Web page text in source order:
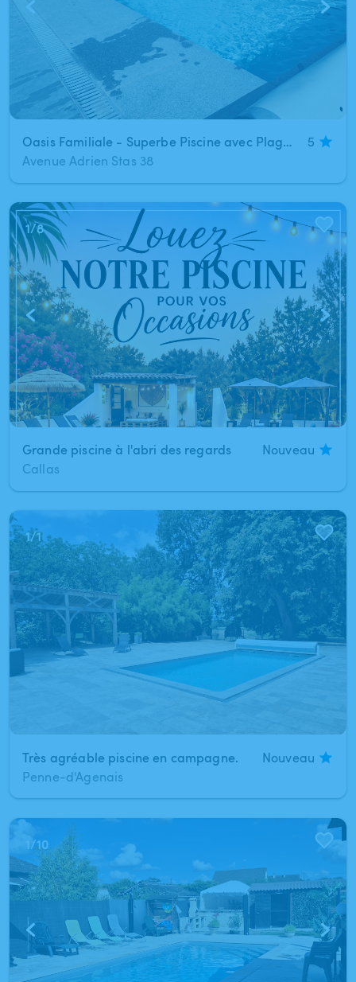
Oasis Familiale - Superbe Piscine avec Plage Immergée
5
Avenue Adrien Stas 38
1/8
Grande piscine à l'abri des regards
Nouveau
Callas
1/1
Très agréable piscine en campagne.
Nouveau
Penne-d'Agenais
1 /10